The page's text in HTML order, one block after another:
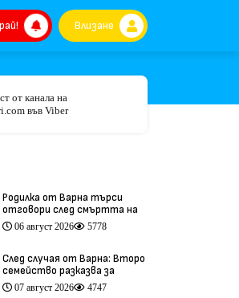
Влизане
от канала на
във Viber
Родилка от Варна търси
отговори след смъртта на
бебето ѝ дни преди секцио
(видео)
06 август 2026 5778
След случая от Варна: Второ
семейство разказва за
трагедия след бременност
при същия лекар (видео)
07 август 2026 4747